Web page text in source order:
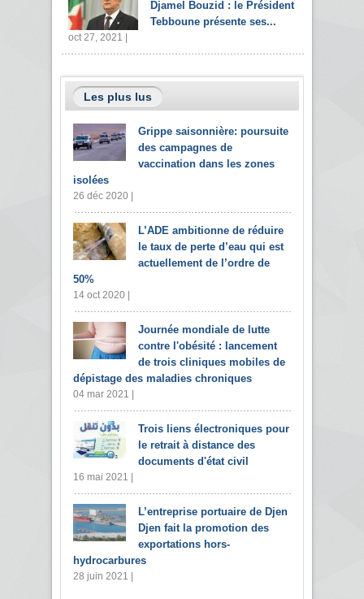
Djamel Bouzid : le Président
Tebboune présente ses...
oct 27, 2021 |
Les plus lus
Grippe saisonnière: poursuite
des campagnes de
vaccination dans les zones
isolées
26 déc 2020 |
L’ADE ambitionne de réduire
le taux de perte d’eau qui est
actuellement de l’ordre de
50%
14 oct 2020 |
Journée mondiale de lutte
contre l'obésité : lancement
de trois cliniques mobiles de
dépistage des maladies chroniques
04 mar 2021 |
Trois liens électroniques pour
le retrait à distance des
documents d'état civil
16 mai 2021 |
L’entreprise portuaire de Djen
Djen fait la promotion des
exportations hors-
hydrocarbures
28 juin 2021 |